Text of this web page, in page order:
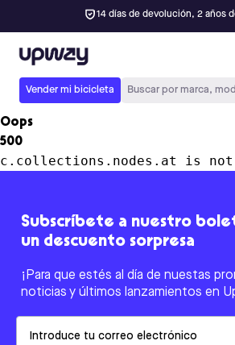
14 días de devolución, 2 años
Upway
Vender mi bicicleta Buscar por marca,
Oops
500
c.collections.nodes.at is
Subscríbete a nuestro
un descuento sorpresa
¡Para que estés al día de nuestas
noticias y últimos lanzamientos en